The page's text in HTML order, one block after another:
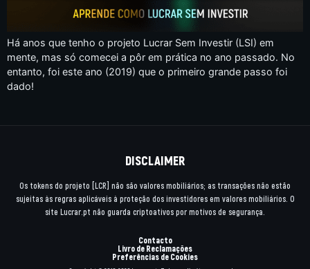
Há anos que tenho o projeto Lucrar Sem Investir (LSI) em
mente, mas só comecei a pôr em prática no ano passado. No
entanto, foi este ano (2019) que o primeiro grande passo foi
dado!
DISCLAIMER
Os tokens do projeto [LCR] não são valores mobiliários; as transações não estão
sujeitas às regras aplicáveis à proteção dos investidores em valores mobiliários. O
site Lucrar.pt não guarda criptoativos por motivos de segurança.
Contacto
Livro de Reclamações
Preferências de Cookies